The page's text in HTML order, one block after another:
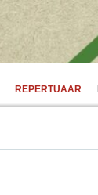
REPERTUAAR